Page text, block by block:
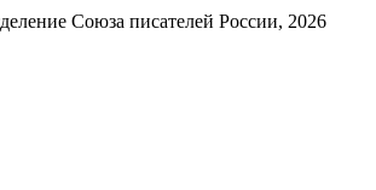
Союза писателей России, 2026